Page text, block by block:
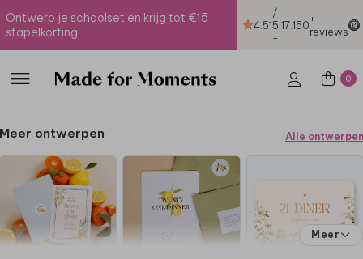
Ontwerp je schoolset en krijg tot €15
stapelkorting
4.51
/
5
-
17.150+
reviews
0
Meer ontwerpen Alle ontwerpen
Meer